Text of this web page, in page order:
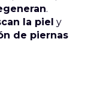
.
la piel y
de piernas